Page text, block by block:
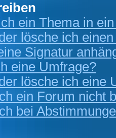
ein Thema in
lösche ich
Signatur
eine Umfrage?
lösche ich eine
ein Forum nicht
bei